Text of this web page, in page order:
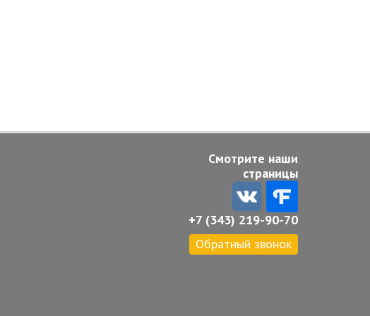
Смотрите наши
страницы
+7 (343) 219-90-70
Обратный звонок